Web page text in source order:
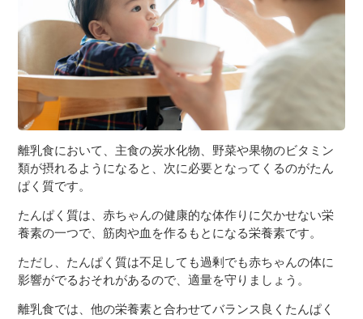
７〜１２歳児
離乳食において、主食の炭水化物、野菜や果物のビタミン
類が摂れるようになると、次に必要となってくるのがたん
ぱく質です。
たんぱく質は、赤ちゃんの健康的な体作りに欠かせない栄
養素の一つで、筋肉や血を作るもとになる栄養素です。
ただし、たんぱく質は不足しても過剰でも赤ちゃんの体に
影響がでるおそれがあるので、適量を守りましょう。
離乳食では、他の栄養素と合わせてバランス良くたんぱく